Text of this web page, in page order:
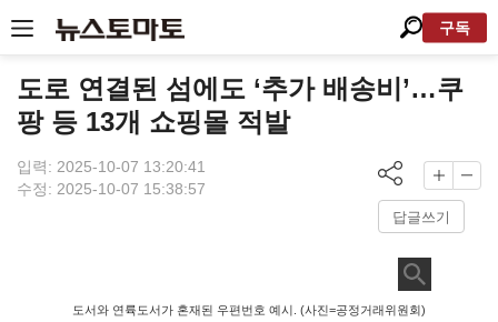
구독
도로 연결된 섬에도 ‘추가 배송비’…쿠
팡 등 13개 쇼핑몰 적발
입력: 2025-10-07 13:20:41
수정: 2025-10-07 15:38:57
답글쓰기
도서와 연륙도서가 혼재된 우편번호 예시. (사진=공정거래위원회)